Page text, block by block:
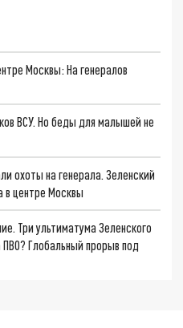
Москвы: На генералов
ВСУ. Но беды для малышей не
охоты на генерала. Зеленский
в центре Москвы
Три ультиматума Зеленского
Глобальный прорыв под